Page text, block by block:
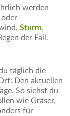
werden
oder
Sturm,
der Fall.
täglich die
Den aktuellen
So siehst du
wie Gräser,
für